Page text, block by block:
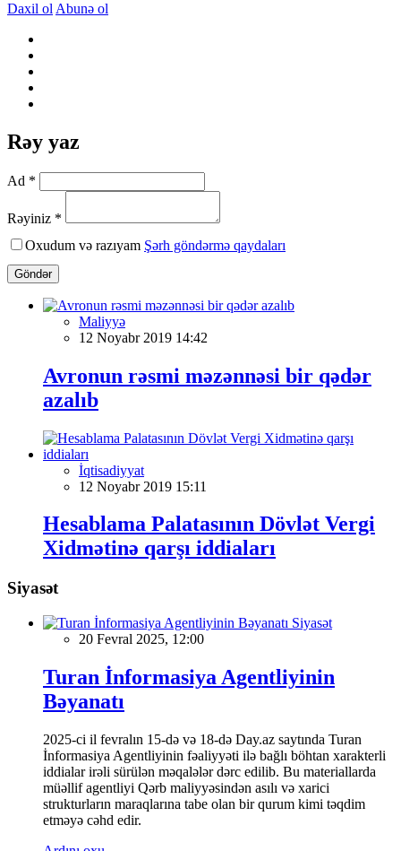
Daxil ol Abunə ol
Rəy yaz
Ad *
Rəyiniz *
Oxudum və razıyam Şərh göndərmə qaydaları
Göndər
Maliyyə
12 Noyabr 2019 14:42
Avronun rəsmi məzənnəsi bir qədər
azalıb
İqtisadiyyat
12 Noyabr 2019 15:11
Hesablama Palatasının Dövlət Vergi
Xidmətinə qarşı iddiaları
Siyasət
Siyasət
20 Fevral 2025, 12:00
Turan İnformasiya Agentliyinin
Bəyanatı
2025-ci il fevralın 15-də və 18-də Day.az saytında Turan
İnformasiya Agentliyinin fəaliyyəti ilə bağlı böhtan xarakterli
iddialar irəli sürülən məqalələr dərc edilib. Bu materiallarda
müəllif agentliyi Qərb maliyyəsindən asılı və xarici
strukturların maraqlarına tabe olan bir qurum kimi təqdim
etməyə cəhd edir.